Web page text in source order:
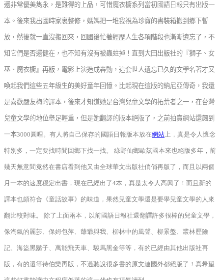
還非常優美雋永，是難得的上品，可惜魔衣櫥系列當初國語日報只有出版一
本。後來我出國時家裏整修， 媽媽把一堆我視為珍寶的書裝箱搬到鄉下暫
放，然後就一直沒搬回來，回國後忙著經歷人生各項階段也漸漸遺忘了，不
知它們是否還健在，也不知有沒有被蟲蛀掉！直到大田出版社的『獅子、女
巫、魔衣櫥』再版，電影上演造成轟動，這套世人遺忘已久的文學名著才又
喚起我們這些五年級生的美好童年回憶。比起現在這版的納尼亞傳奇，我還
是喜歡嚴友梅的譯本，後來才知道她是台灣兒童文學的拓荒者之一，在台灣
兒童文學的地位舉足輕重，但是她翻譯的版本絕版了，之前拍賣網站還飆到
一本3000圓哩。有人將自己保存的國語日報版本放在網站 上，真是令人懷念
特別多，一定要找時間回鄉下找一找。 綠野仙鄉歐茲國本來也絕版多年，前
幾天無意間竟然在書店看到他又由全球華文出版社俏俏再版了，而且以兩個
月一本的速度穩定出書，現在已經出了4本，真是太令人高興了！而且新的
譯本也頗符合《童話故事》的味道，果然兒童文學還是要學兒童文學的人來
翻比較對味。 除了上面兩本，以前國語日報社還翻譯許多很棒的兒童文學，
像淘氣的麗莎、保姆包萍、爺爺與我、柳林中的風聲、柳景盤、叢林歷險
記、海盜黑鬍子、萬能飛天車、駿馬黑金等等，有的已經由其他出版社再
版，有的還等待伯樂再版，不過聽說很多書的原文連國外都絕版了！真希望